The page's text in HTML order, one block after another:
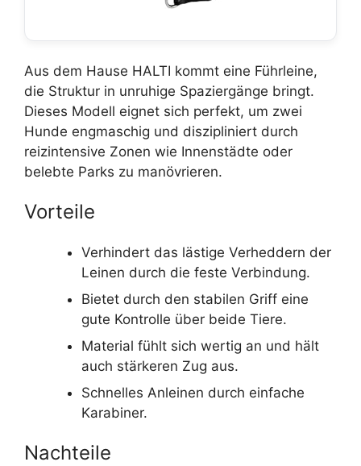
Aus dem Hause HALTI kommt eine Führleine,
die Struktur in unruhige Spaziergänge bringt.
Dieses Modell eignet sich perfekt, um zwei
Hunde engmaschig und diszipliniert durch
reizintensive Zonen wie Innenstädte oder
belebte Parks zu manövrieren.
Vorteile
Verhindert das lästige Verheddern der
Leinen durch die feste Verbindung.
Bietet durch den stabilen Griff eine
gute Kontrolle über beide Tiere.
Material fühlt sich wertig an und hält
auch stärkeren Zug aus.
Schnelles Anleinen durch einfache
Karabiner.
Nachteile